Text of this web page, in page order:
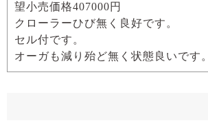
望小売価格407000円
クローラーひび無く良好です。
セル付です。
オーガも減り殆ど無く状態良いです。